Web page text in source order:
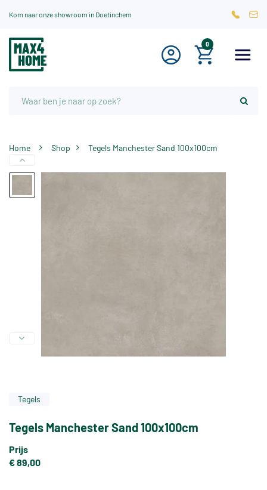
Kom naar onze showroom in Doetinchem
0
Home Shop Tegels Manchester Sand 100x100cm
Tegels
Tegels Manchester Sand 100x100cm
Prijs
€ 89,00